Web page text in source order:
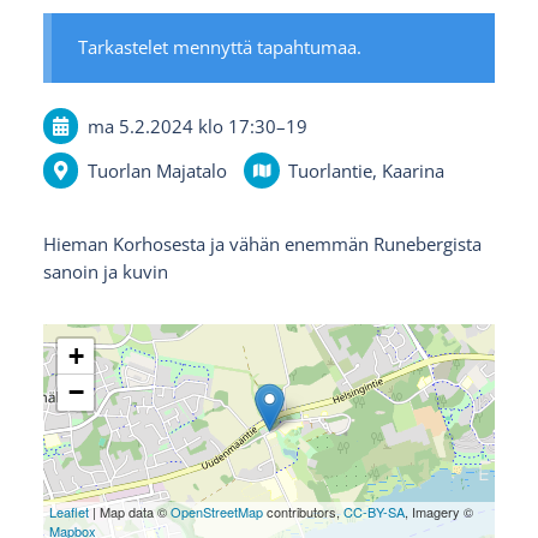
Tarkastelet mennyttä tapahtumaa.
ma 5.2.2024 klo 17:30–19
Tuorlan Majatalo
Tuorlantie, Kaarina
Hieman Korhosesta ja vähän enemmän Runebergista
sanoin ja kuvin
+
−
Leaflet| Map data ©OpenStreetMapcontributors,CC-BY-SA, Imagery ©
Mapbox